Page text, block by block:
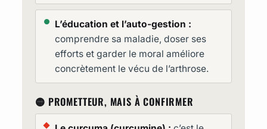
L’éducation et l’auto-gestion :
comprendre sa maladie, doser ses
efforts et garder le moral améliore
concrètement le vécu de l’arthrose.
🟡 PROMETTEUR, MAIS À CONFIRMER